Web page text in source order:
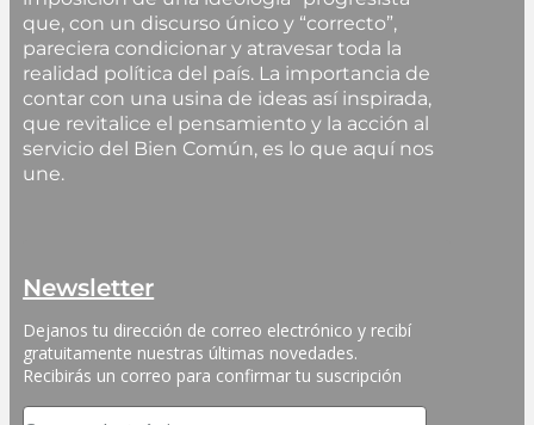
que, con un discurso único y “correcto”,
pareciera condicionar y atravesar toda la
realidad política del país. La importancia de
contar con una usina de ideas así inspirada,
que revitalice el pensamiento y la acción al
servicio del Bien Común, es lo que aquí nos
une.
Newsletter
Dejanos tu dirección de correo electrónico y recibí
gratuitamente nuestras últimas novedades.
Recibirás un correo para confirmar tu suscripción